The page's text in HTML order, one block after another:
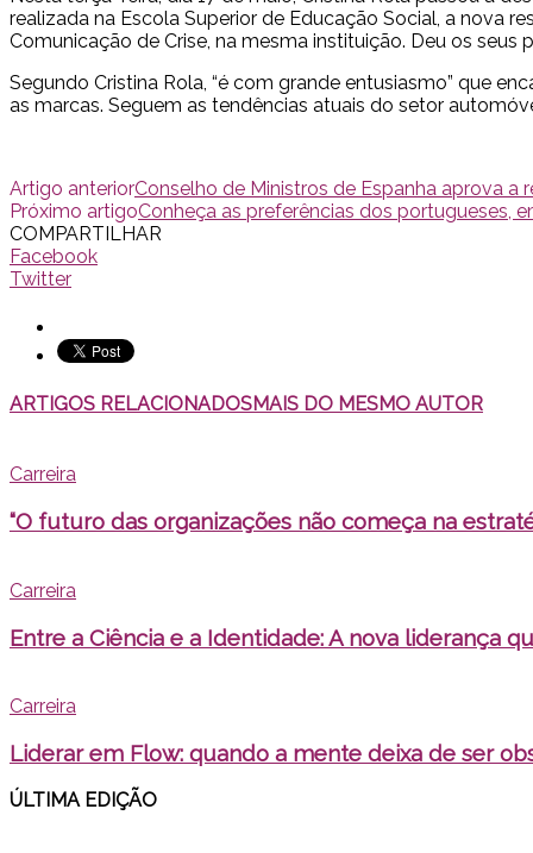
realizada na Escola Superior de Educação Social, a nova
Comunicação de Crise, na mesma instituição. Deu os
Segundo Cristina Rola, “é com grande entusiasmo” que
as marcas. Seguem as tendências atuais do setor
Artigo anteriorConselho de Ministros de Espanha aprova a
Próximo artigoConheça as preferências dos portugueses,
COMPARTILHAR
Facebook
Twitter
ARTIGOS RELACIONADOSMAIS DO MESMO AUTOR
Carreira
“O futuro das organizações não começa na
Carreira
Entre a Ciência e a Identidade: A nova liderança
Carreira
Liderar em Flow: quando a mente deixa de ser
ÚLTIMA EDIÇÃO